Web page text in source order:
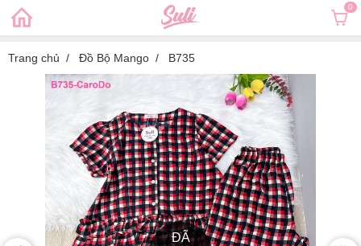
0
Trang chủ Đồ Bộ Mango B735
ĐÃ